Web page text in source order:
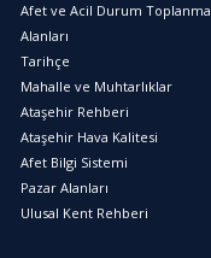
Afet ve Acil Durum Toplanma
Alanları
Tarihçe
Mahalle ve Muhtarlıklar
Ataşehir Rehberi
Ataşehir Hava Kalitesi
Afet Bilgi Sistemi
Pazar Alanları
Ulusal Kent Rehberi